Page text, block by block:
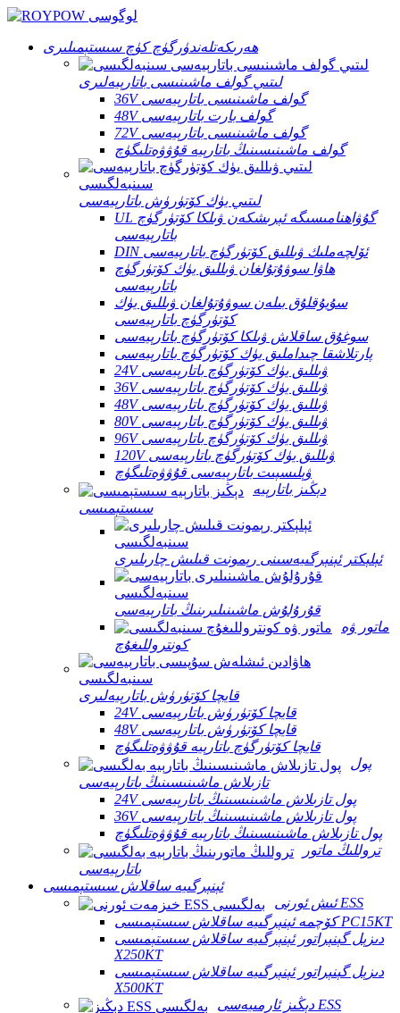
ھەرىكەتلەندۈرگۈچ كۈچ سىستېمىلىرى
لىتىي گولف ماشىنىسى باتارېيەلىرى
36V گولف ماشىنىسى باتارېيەسى
48V گولف بارت باتارېيەسى
72V گولف ماشىنىسى باتارېيەسى
گولف ماشىنىسىنىڭ باتارېيە قۇۋۋەتلىگۈچ
لىتىي يۈك كۆتۈرۈش باتارېيەسى
UL گۇۋاھنامىسىگە ئېرىشكەن ۋىلكا كۆتۈرگۈچ
باتارېيەسى
DIN ئۆلچەملىك ۋىللىق كۆتۈرگۈچ باتارېيەسى
ھاۋا سوۋۇتۇلغان ۋىللىق يۈك كۆتۈرگۈچ
باتارېيەسى
سۇيۇقلۇق بىلەن سوۋۇتۇلغان ۋىللىق يۈك
كۆتۈرگۈچ باتارېيەسى
سوغۇق ساقلاش ۋىلكا كۆتۈرگۈچ باتارېيەسى
پارتلاشقا چىداملىق يۈك كۆتۈرگۈچ باتارېيەسى
24V ۋىللىق يۈك كۆتۈرگۈچ باتارېيەسى
36V ۋىللىق يۈك كۆتۈرگۈچ باتارېيەسى
48V ۋىللىق يۈك كۆتۈرگۈچ باتارېيەسى
80V ۋىللىق يۈك كۆتۈرگۈچ باتارېيەسى
96V ۋىللىق يۈك كۆتۈرگۈچ باتارېيەسى
120V ۋىللىق يۈك كۆتۈرگۈچ باتارېيەسى
ۋېلىسپىت باتارېيەسى قۇۋۋەتلىگۈچ
دېڭىز باتارېيە
سىستېمىسى
ئېلېكتر ئېنېرگىيەسىنى رېمونت قىلىش چارىلىرى
قۇرۇلۇش ماشىنىلىرىنىڭ باتارېيەسى
ماتور ۋە
كونتروللىغۇچ
قايچا كۆتۈرۈش باتارېيەلىرى
24V قايچا كۆتۈرۈش باتارېيەسى
48V قايچا كۆتۈرۈش باتارېيەسى
قايچا كۆتۈرگۈچ باتارېيە قۇۋۋەتلىگۈچ
پول
تازىلاش ماشىنىسىنىڭ باتارېيەسى
24V پول تازىلاش ماشىنىسىنىڭ باتارېيەسى
36V پول تازىلاش ماشىنىسىنىڭ باتارېيەسى
پول تازىلاش ماشىنىسىنىڭ باتارېيە قۇۋۋەتلىگۈچ
تروللىڭ ماتور
باتارېيەسى
ئېنېرگىيە ساقلاش سىستېمىسى
ئىش ئورنى ESS
كۆچمە ئېنېرگىيە ساقلاش سىستېمىسى PC15KT
دىزېل گېنېراتور ئېنېرگىيە ساقلاش سىستېمىسى
X250KT
دىزېل گېنېراتور ئېنېرگىيە ساقلاش سىستېمىسى
X500KT
دېڭىز ئارمىيەسى ESS